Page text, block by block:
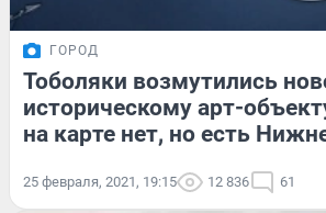
ГОРОД
Тоболяки возмутились
историческому арт-
на карте нет, но есть
25 февраля, 2021, 19:15 12 836 61